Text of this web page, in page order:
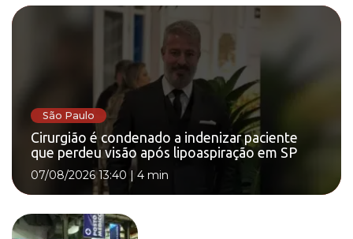
São Paulo
Cirurgião é condenado a indenizar paciente
que perdeu visão após lipoaspiração em SP
07/08/2026 13:40 | 4 min